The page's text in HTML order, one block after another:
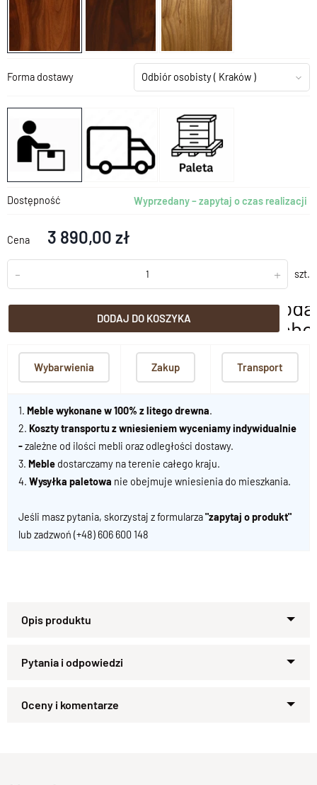
Forma dostawy Odbiór osobisty( Kraków )
Dostępność Wyprzedany – zapytaj o czas realizacji
Cena 3 890,00 zł
- + szt.
DODAJ DO KOSZYKA
Wybarwienia Zakup Transport
1. Meble wykonane w 100% z litego drewna.
2. Koszty transportu z wniesieniem wyceniamy indywidualnie
-zależne od ilości mebli oraz odległości dostawy.
3. Meble dostarczamy na terenie całego kraju.
4. Wysyłka paletowa nie obejmuje wniesienia do mieszkania.
Jeśli masz pytania, skorzystaj z formularza"zapytaj o produkt"
lub zadzwoń (+48) 606 600 148
Lite Drewno: 100 % PALISANDER .
Zapytaj o produkt